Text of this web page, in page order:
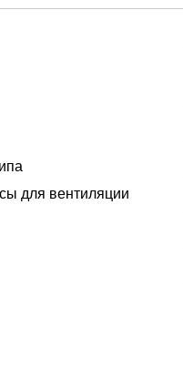
для вентиляции